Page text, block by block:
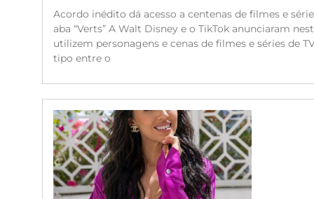
Acordo inédito dá acesso a centenas de filmes e
aba “Verts” A Walt Disney e o TikTok anunciaram
utilizem personagens e cenas de filmes e séries de
tipo entre o